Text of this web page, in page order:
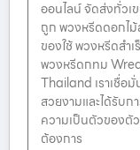
ออนไลน์ จัดส่งทั่วเ
ถูก พวงหรีดดอกไ
ของใช้ พวงหรีดสำ
พวงหรีดกทม
Thailand เราเชื่อ
สวยงามและได้รับ
ความเป็นตัวของตั
ต้องการ